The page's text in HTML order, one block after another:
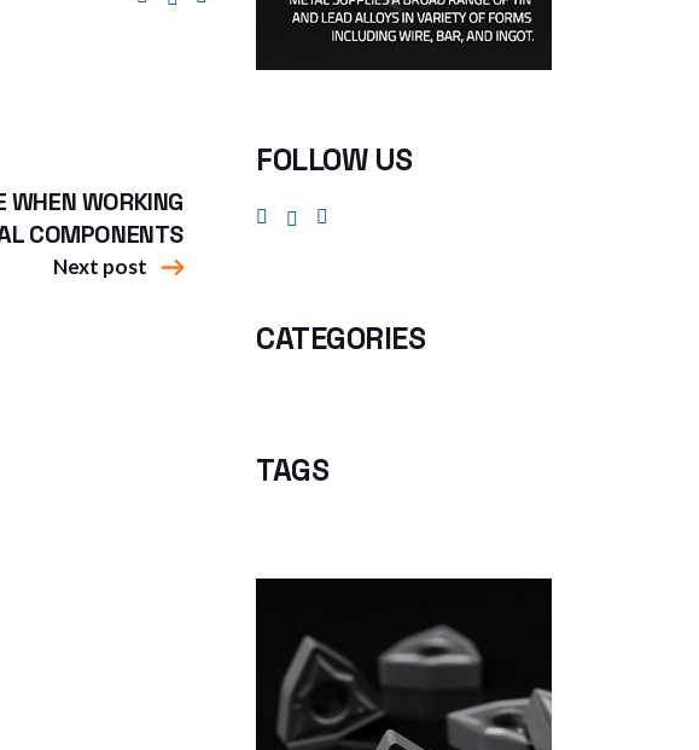
WHEN WORKING
COMPONENTS
Next post
FOLLOW US
CATEGORIES
TAGS